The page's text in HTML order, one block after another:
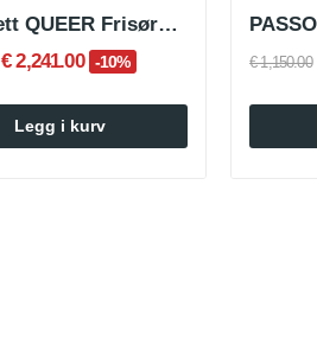
Komplett QUEER Frisørsalongsett
€ 2,241.00 -10%
Legg i kurv
€ 1,150.00